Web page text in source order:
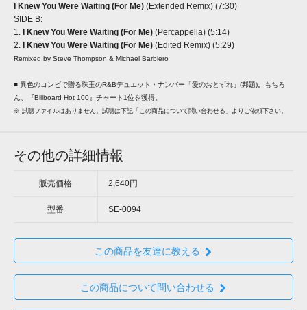
I Knew You Were Waiting (For Me) (Extended Remix) (7:30)
SIDE B:
1. I Knew You Were Waiting (For Me) (Percappella) (5:14)
2. I Knew You Were Waiting (For Me) (Edited Remix) (5:29)
Remixed by Steve Thompson & Michael Barbiero
■ 異色のコンビで贈る珠玉のR&Bデュエット・ナンバー「愛のおとずれ」(邦題)。もちろ
ん、『Billboard Hot 100』チャート1位を獲得。
※ 試聴ファイルはありません。試聴は下記「この商品について問い合わせる」よりご依頼下さい。
その他の詳細情報
販売価格 2,640円
型番 SE-0094
この商品を友達に教える
この商品について問い合わせる